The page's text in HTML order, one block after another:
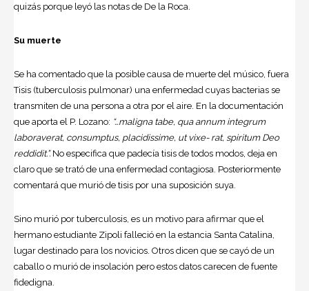
quizás porque leyó las notas de De la Roca.
Su muerte
Se ha comentado que la posible causa de muerte del músico, fuera
Tisis (tuberculosis pulmonar) una enfermedad cuyas bacterias se
transmiten de una persona a otra por el aire. En la documentación
que aporta el P. Lozano: “…maligna tabe, qua annum integrum
laboraverat, consumptus, placidissime, ut vixe- rat, spiritum Deo
reddidit.”.No especifica que padecía tisis de todos modos, deja en
claro que se trató de una enfermedad contagiosa. Posteriormente
comentará que murió de tisis por una suposición suya.
Sino murió por tuberculosis, es un motivo para afirmar que el
hermano estudiante Zipoli falleció en la estancia Santa Catalina,
lugar destinado para los novicios. Otros dicen que se cayó de un
caballo o murió de insolación pero estos datos carecen de fuente
fidedigna.